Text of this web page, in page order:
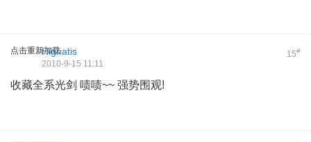
点击重新加载 15#
Hignatis
2010-9-15 11:11
收藏全系光剑 啧啧~~ 强势围观!